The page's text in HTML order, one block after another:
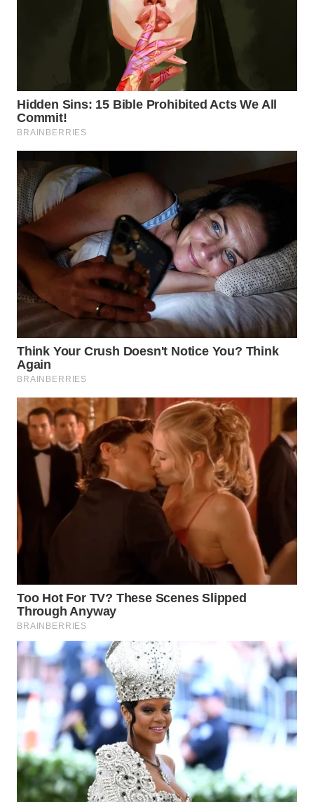
TINGGI
WN
PAKPAK
KARAWANG
WN
BEKASI
WN
BOGOR
WN
DEPOK
WN
TAPANULI
UTARA
SAMOSIR
SUMEDANG
WN
CIANJUR
WN
KEPULAUAN
SERIBU
WN
TANGERANG